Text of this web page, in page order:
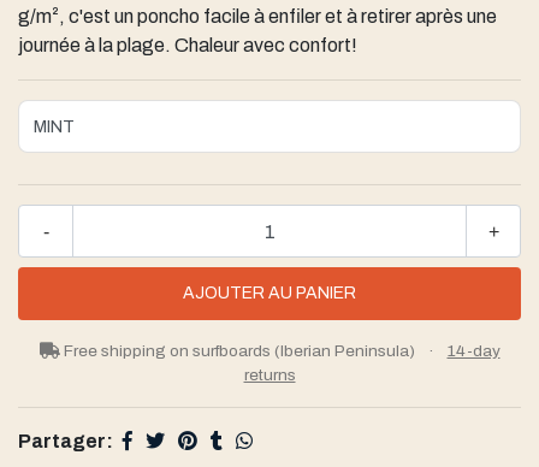
g/m², c'est un poncho facile à enfiler et à retirer après une
journée à la plage. Chaleur avec confort!
+
-
Free shipping on surfboards (Iberian Peninsula) ·
14-day
returns
Partager: